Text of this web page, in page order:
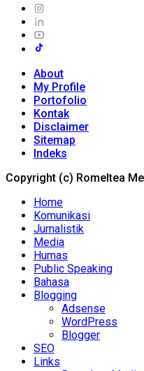
About
My Profile
Portofolio
Kontak
Disclaimer
Sitemap
Indeks
Copyright (c) Romeltea
Home
Komunikasi
Jurnalistik
Media
Humas
Public Speaking
Bahasa
Blogging
Adsense
WordPress
Blogger
SEO
Links